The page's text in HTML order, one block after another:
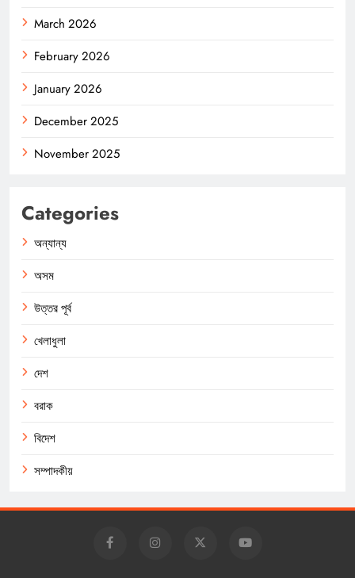
March 2026
February 2026
January 2026
December 2025
November 2025
Categories
অন্যান্য
অসম
উত্তর পূর্ব
খেলাধুলা
দেশ
বরাক
বিদেশ
সম্পাদকীয়